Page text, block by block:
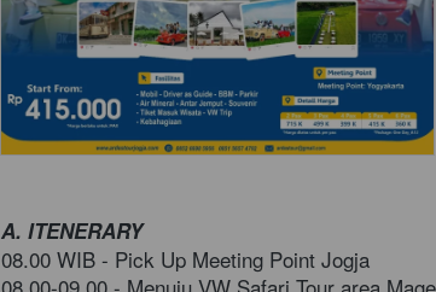
A. ITENERARY
08.00 WIB - Pick Up Meeting Point Jogja